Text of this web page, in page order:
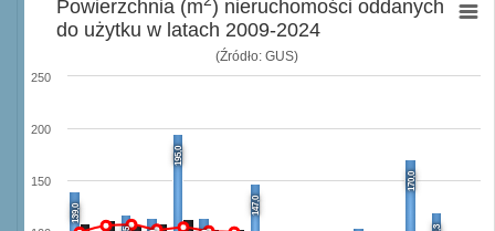
(Źródło: GUS)
139,0
195,0
147,0
170,0
150
200
250
Powierzchnia (m ) nieruchomości oddanych
do użytku w latach 2009-2024